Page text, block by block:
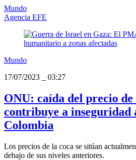
Mundo
Agencia EFE
Mundo
17/07/2023
03:27
ONU: caída del precio de
contribuye a inseguridad
Colombia
Los precios de la coca se sitúan
debajo de sus niveles anteriores.